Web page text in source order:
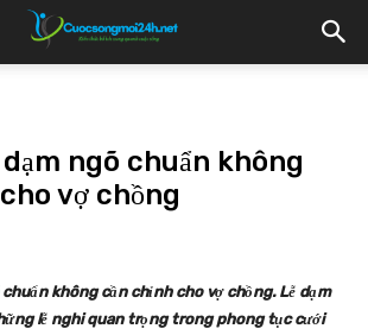
ngõ chuẩn không
vợ chồng
chuẩn không cần chỉnh cho vợ chồng. Lễ dạm
lễ nghi quan trọng trong phong tục cưới